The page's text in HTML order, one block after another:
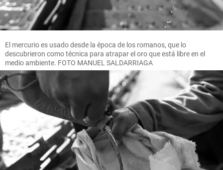
El mercurio es usado desde la época de los romanos, que lo
descubrieron como técnica para atrapar el oro que está libre en el
medio ambiente. FOTO MANUEL SALDARRIAGA